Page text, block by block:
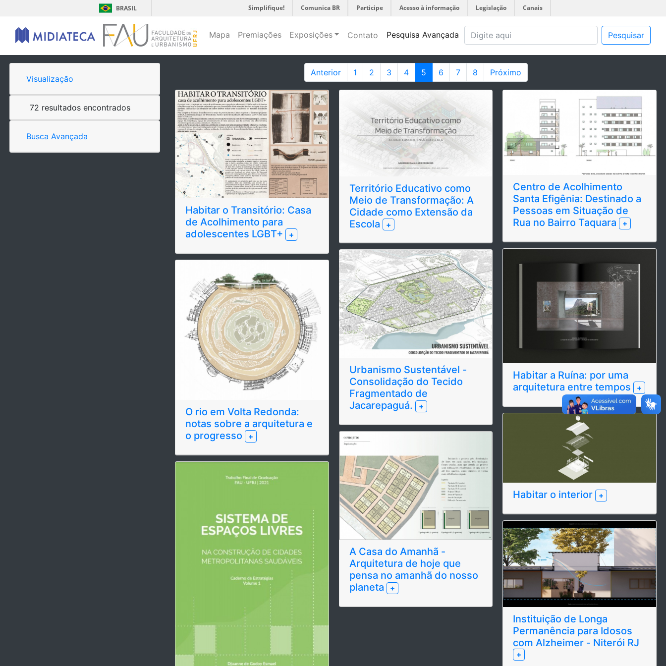
BRASIL Simplifique! Comunica BR Participe Acesso à informação Legislação Canais
Mapa Premiações Exposições Contato Pesquisa Avançada Pesquisar
Visualização
72 resultados encontrados
Busca Avançada
Anterior 1 2 3 4 5 6 7 8 Próximo
Habitar o Transitório: Casa
de Acolhimento para
adolescentes LGBT+
+
O rio em Volta Redonda:
notas sobre a arquitetura e
o progresso
+
Território Educativo como
Meio de Transformação: A
Cidade como Extensão da
Escola
+
Urbanismo Sustentável -
Consolidação do Tecido
Fragmentado de
Jacarepaguá.
+
A Casa do Amanhã -
Arquitetura de hoje que
pensa no amanhã do nosso
planeta
+
Centro de Acolhimento
Santa Efigênia: Destinado a
Pessoas em Situação de
Rua no Bairro Taquara +
Habitar a Ruína: por uma
arquitetura entre tempos +
Habitar o interior +
Instituição de Longa
Permanência para Idosos
com Alzheimer - Niterói RJ
+